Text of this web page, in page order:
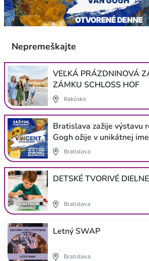
Nepremeškajte
VEĽKÁ PRÁZDNINOVÁ
ZÁMKU SCHLOSS HOF
Rakúsko
Bratislava zažije výstavu
Gogh ožije v unikátnej
Bratislava
DETSKÉ TVORIVÉ
Bratislava
Letný SWAP
Bratislava